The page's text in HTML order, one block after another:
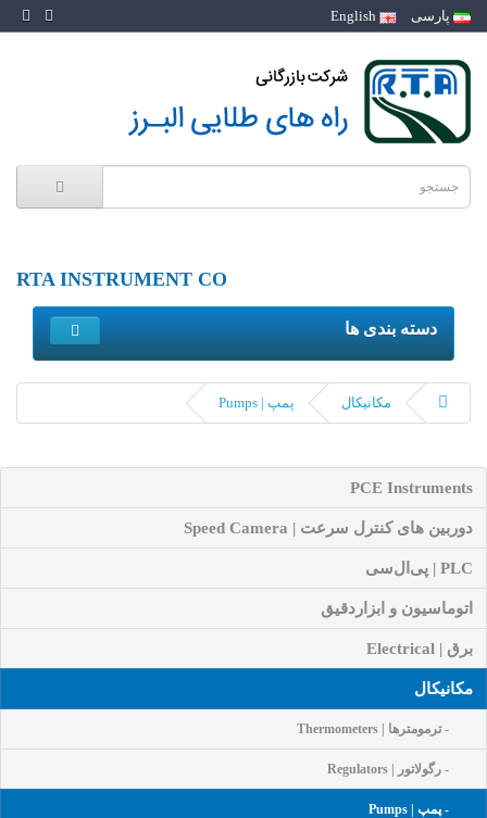
پارسی
RTA INSTRUMENT CO
دسته بندی ها
مکانیکال پمپ | Pumps
PCE Instruments
دوربین های کنترل سرعت | Speed Camera
PLC | پی‌ال‌سی
اتوماسیون و ابزاردقیق
برق | Electrical
مکانیکال
- ترمومترها | Thermometers
- رگولاتور | Regulators
- پمپ | Pumps